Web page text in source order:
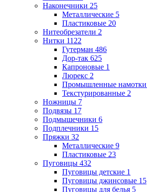
Наконечники 25
Металлические 5
Пластиковые 20
Нитеобрезатели 2
Нитки 1122
Гутерман 486
Дор-так 625
Капроновые 1
Люрекс 2
Промышленные намотки
Текстурированные 2
Ножницы 7
Подвязы 17
Подмышечники 6
Подплечники 15
Пряжки 32
Металлические 9
Пластиковые 23
Пуговицы 432
Пуговицы детские 1
Пуговицы джинсовые 15
Пуговицы для белья 5